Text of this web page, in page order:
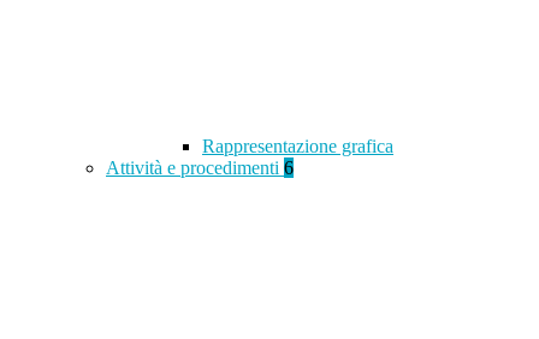
Rappresentazione grafica
Attività e procedimenti 6